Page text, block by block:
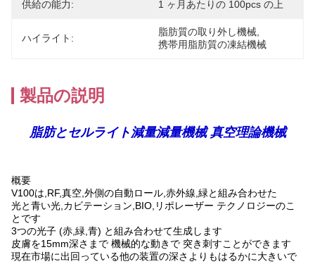
供給の能力: 1 ヶ月あたりの 100pcs の上
ハイライト:
脂肪質の取り外し機械
携帯用脂肪質の凍結機械
製品の説明
脂肪とセルライト減量減量機械 真空理論機械
概要
V100は,RF,真空,外側の自動ロール,赤外線,緑と組み合わせた
光と青い光,カビテーション,BIO,リポレーザー テクノロジーのこ
とです
3つの光子 (赤,緑,青) と組み合わせて生成します
皮膚を15mm深さまで 機械的な動きで 突き刺すことができます
現在市場に出回っている他の装置の深さよりもはるかに大きいで